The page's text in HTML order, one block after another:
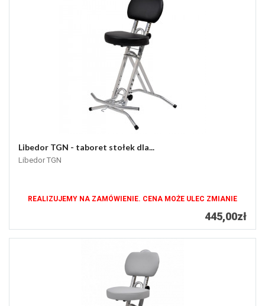
Libedor TGN - taboret stołek dla...
Libedor TGN
REALIZUJEMY NA ZAMÓWIENIE. CENA MOŻE ULEC ZMIANIE
445,00zł